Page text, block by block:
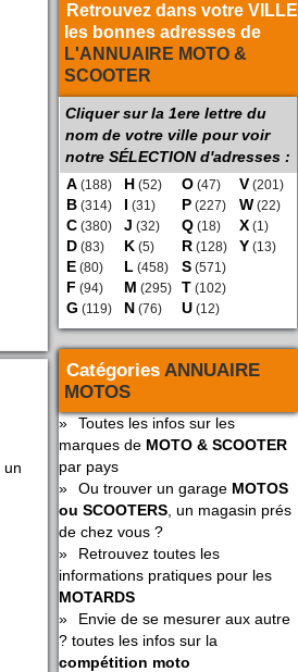
Retrouvez dans votre VILLE
les bonnes adresses de
L'ANNUAIRE MOTO &
SCOOTER
Cliquer sur la 1ere lettre du
nom de votre ville pour voir
notre SÉLECTION d'adresses :
A (188)
B (314)
C (380)
D (83)
E (80)
F (94)
G (119)
H (52)
I (31)
J (32)
K (5)
L (458)
M (295)
N (76)
O (47)
P (227)
Q (18)
R (128)
S (571)
T (102)
U (12)
V (201)
W (22)
X (1)
Y (13)
Catégories ANNUAIRE
MOTOS
»
Toutes les infos sur les
marques de MOTO & SCOOTER
par pays
»
Ou trouver un garage MOTOS
ou SCOOTERS , un magasin prés
de chez vous ?
»
Retrouvez toutes les
informations pratiques pour les
MOTARDS
»
Envie de se mesurer aux autre
? toutes les infos sur la
compétition moto
un